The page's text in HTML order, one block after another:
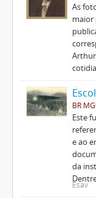
As
maior
BR
Este
e ao
da
Esav